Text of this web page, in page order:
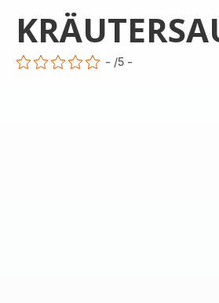
- /5 -